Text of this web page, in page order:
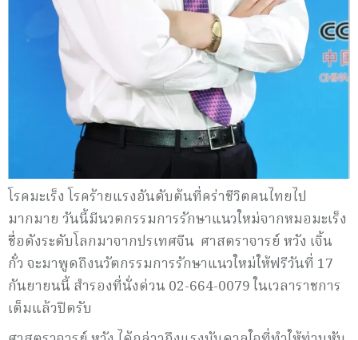
โรคมะเร็ง โรคร้ายแรงอันดับต้นที่คร่าชีวิตคนไทยไป
มากมาย วันนี้มีนวตกรรมการรักษาแนวใหม่จากหมอมะเร็ง
ชื่อดังระดับโลกมาจากปรเทศจีน ศาสตราจารย์ หวัง เจิ้น
กั๋ว จะมาพูดถึงนวัตกรรมการรักษาแนวใหม่ให้ฟรีวันที่ 17
กันยายนนี้ สำรองที่นั่งด่วน 02-664-0079 ในเวลาราชการ
เต็มแล้วปิดรับ